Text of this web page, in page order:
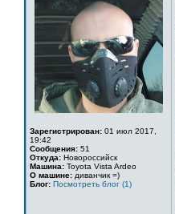
Зарегистрирован: 01 июл 2017,
19:42
Сообщения: 51
Откуда: Новороссийск
Машина: Toyota Vista Ardeo
О машине: диванчик =)
Блог: Посмотреть блог (1)